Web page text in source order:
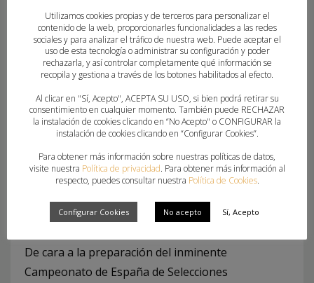
Para Vera, la clave del éxito “va a estar en
competir al máximo todos los partidos” y no caer
“en la trampa de menospreciar a los rivales”, ya
que “el margen de error en un campeonato como
este es muy pequeño” y sus pupilos deben estar
“preparados para afrontar cualquier situación”.
Fran Vera, seleccionador juvenil masculino
De cara a la preparación del inminente
Campeonato de España de Selecciones
Utilizamos cookies propias y de terceros para personalizar el
contenido de la web, proporcionarles funcionalidades a las redes
sociales y para analizar el tráfico de nuestra web. Puede aceptar el
uso de esta tecnología o administrar su configuración y poder
rechazarla, y así controlar completamente qué información se
recopila y gestiona a través de los botones habilitados al efecto.
Al clicar en "Sí, Acepto", ACEPTA SU USO, si bien podrá retirar su
consentimiento en cualquier momento. También puede RECHAZAR
la instalación de cookies clicando en “No Acepto" o CONFIGURAR la
instalación de cookies clicando en “Configurar Cookies”.
Para obtener más información sobre nuestras políticas de datos,
visite nuestra Política de privacidad. Para obtener más información al
respecto, puedes consultar nuestra Política de Cookies.
Configurar Cookies No acepto Sí, Acepto